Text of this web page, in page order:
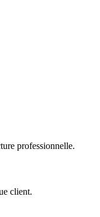
professionnelle.
client.